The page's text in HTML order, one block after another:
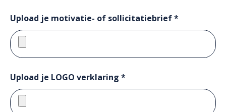
Upload je motivatie- of sollicitatiebrief *
Upload je LOGO verklaring *